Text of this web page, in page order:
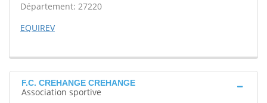
Département: 27220
EQUIREV
F.C. CREHANGE CREHANGE
Association sportive